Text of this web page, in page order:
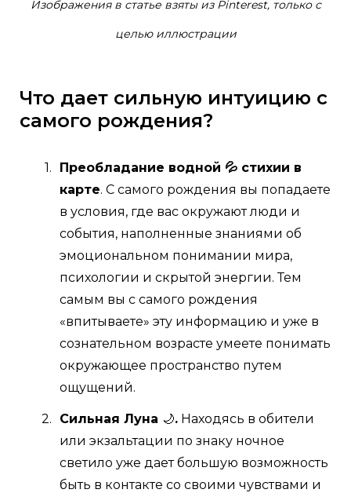
Изображения в статье взяты из Pinterest, только с
целью иллюстрации
Что дает сильную интуицию с
самого рождения?
Преобладание водной 💦 стихии в
карте. С самого рождения вы попадаете
в условия, где вас окружают люди и
события, наполненные знаниями об
эмоциональном понимании мира,
психологии и скрытой энергии. Тем
самым вы с самого рождения
«впитываете» эту информацию и уже в
сознательном возрасте умеете понимать
окружающее пространство путем
ощущений.
Сильная Луна 🌙. Находясь в обители
или экзальтации по знаку ночное
светило уже дает большую возможность
быть в контакте со своими чувствами и